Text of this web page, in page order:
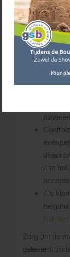
hierbij
De
Zorg
direct
aan
Als
Klik
Zorg dat de
geleverd,